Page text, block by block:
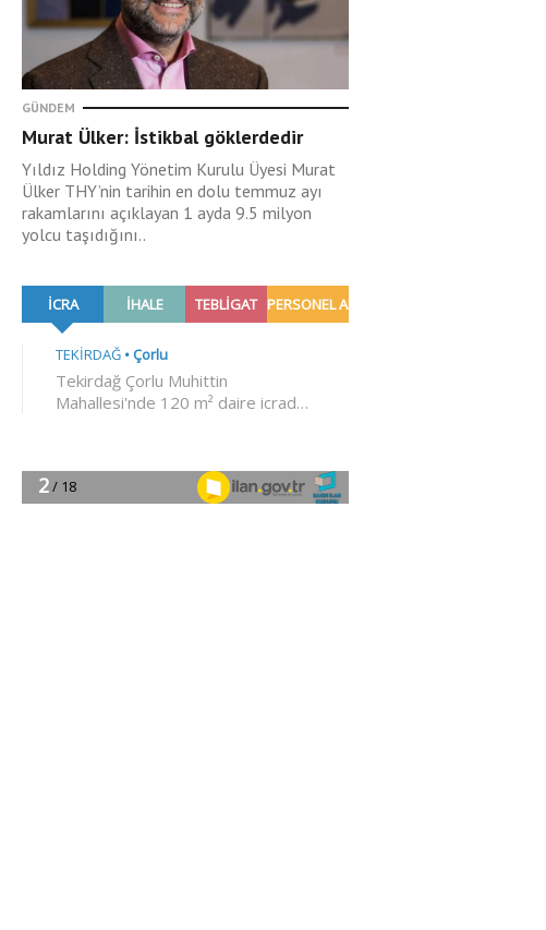
GÜNDEM
Murat Ülker: İstikbal göklerdedir
Yıldız Holding Yönetim Kurulu Üyesi Murat
Ülker THY’nin tarihin en dolu temmuz ayı
rakamlarını açıklayan 1 ayda 9.5 milyon
yolcu taşıdığını..